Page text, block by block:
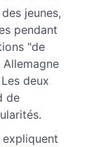
jeunes,
pendant
"de
Allemagne
deux
de